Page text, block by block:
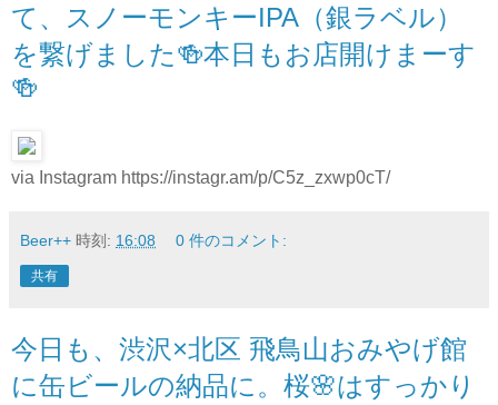
て、スノーモンキーIPA（銀ラベル）
を繋げました🍻本日もお店開けまーす
🍻
via Instagram https://instagr.am/p/C5z_zxwp0cT/
Beer++ 時刻: 16:08 0 件のコメント:
共有
今日も、渋沢×北区 飛鳥山おみやげ館
に缶ビールの納品に。桜🌸はすっかり